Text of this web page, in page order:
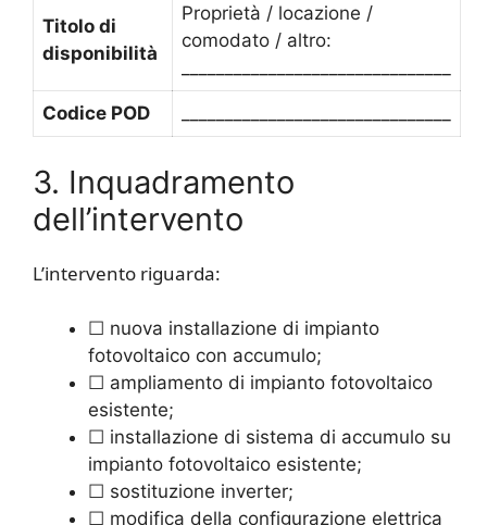
Titolo di
disponibilità
Proprietà / locazione /
comodato / altro:
Codice POD
3. Inquadramento
dell’intervento
L’intervento riguarda:
☐ nuova installazione di impianto
fotovoltaico con accumulo;
☐ ampliamento di impianto fotovoltaico
esistente;
☐ installazione di sistema di accumulo su
impianto fotovoltaico esistente;
☐ sostituzione inverter;
☐ modifica della configurazione elettrica